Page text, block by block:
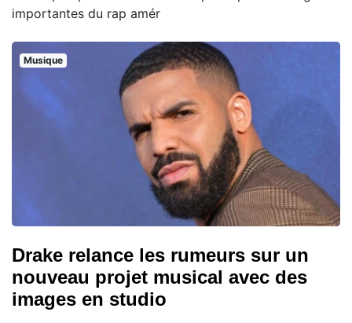
importantes du rap amér
Musique
Drake relance les rumeurs sur un
nouveau projet musical avec des
images en studio